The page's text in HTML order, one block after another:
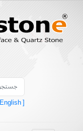
[ English ]